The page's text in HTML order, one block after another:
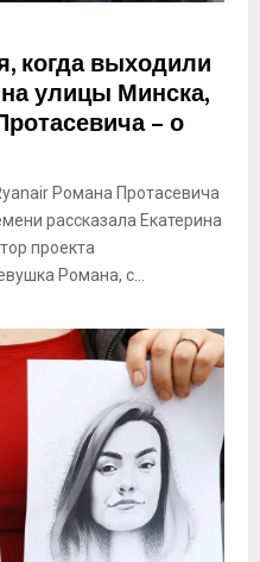
когда выходили
улицы Минска,
– о
Романа Протасевича
рассказала Екатерина
проекта
Романа, с...